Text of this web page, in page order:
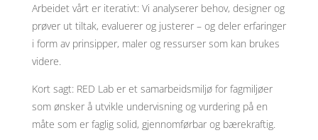
Arbeidet vårt er iterativt: Vi analyserer behov, designer og
prøver ut tiltak, evaluerer og justerer – og deler erfaringer
i form av prinsipper, maler og ressurser som kan brukes
videre.
Kort sagt: RED Lab er et samarbeidsmiljø for fagmiljøer
som ønsker å utvikle undervisning og vurdering på en
måte som er faglig solid, gjennomførbar og bærekraftig.